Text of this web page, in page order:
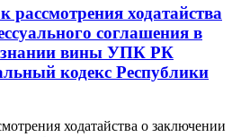
рассмотрения ходатайства
соглашения в
вины УПК РК
кодекс Республики
ходатайства о заключении